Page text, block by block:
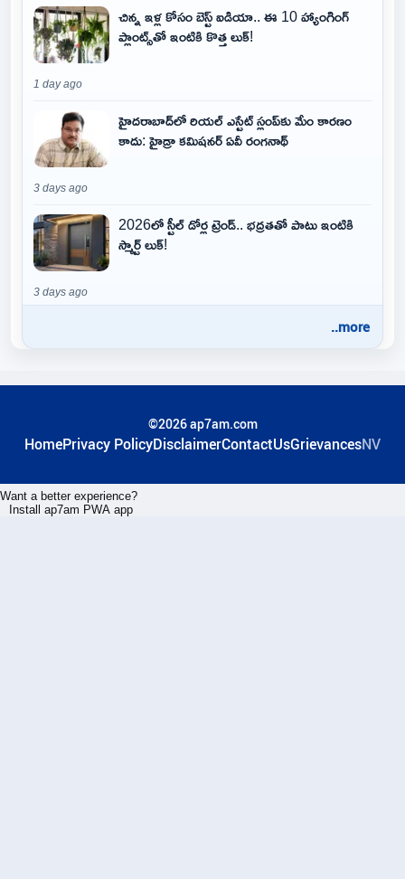
చిన్న ఇళ్ల కోసం బెస్ట్ ఐడియా.. ఈ 10 హ్యాంగింగ్
ప్లాంట్స్‌తో ఇంటికి కొత్త లుక్!
1 day ago
హైదరాబాద్‌లో రియల్ ఎస్టేట్ స్లంప్‌కు మేం కారణం
కాదు: హైడ్రా కమిషనర్ ఏవీ రంగనాథ్
3 days ago
2026లో స్టీల్ డోర్ల ట్రెండ్.. భద్రతతో పాటు ఇంటికి
స్మార్ట్ లుక్!
3 days ago
..more
©2026 ap7am.com
HomePrivacy PolicyDisclaimerContactUsGrievancesNV
Want a better experience?
Install ap7am PWA app